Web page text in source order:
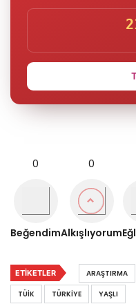
0
Beğendim
0
Alkışlıyorum
ETIKETLER ARAŞTIRMA
TÜİK
TÜRKIYE YAŞLI